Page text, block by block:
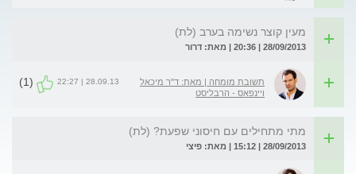
מעין קוצר נשימה בערב (לת)
28/09/2013 | 20:36 | מאת: דרור
תשובת מומחה | מאת: ד"ר מיכאל
ויינפאס - הרבליסט
28.09.13 | 22:27
(1)
מתי מתחילים עם חיסוני שפעת? (לת)
28/09/2013 | 15:12 | מאת: פיצי